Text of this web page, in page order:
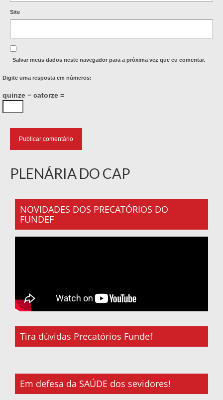
Site
Salvar meus dados neste navegador para a próxima vez que eu comentar.
Digite uma resposta em números:
quinze − catorze =
PLENÁRIA DO CAP
NOVIDADES DOS PRECATÓRIOS DO
FUNDEF
Tira dúvidas Precatórios Fundef
Em defesa da SAÚDE dos sevidores!